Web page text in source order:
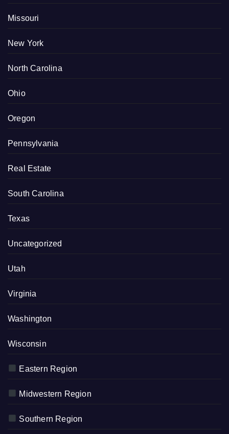
Missouri
New York
North Carolina
Ohio
Oregon
Pennsylvania
Real Estate
South Carolina
Texas
Uncategorized
Utah
Virginia
Washington
Wisconsin
Eastern Region
Midwestern Region
Southern Region